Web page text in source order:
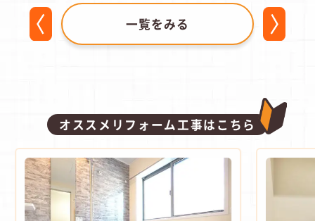
一覧をみる
オススメリフォーム工事はこちら